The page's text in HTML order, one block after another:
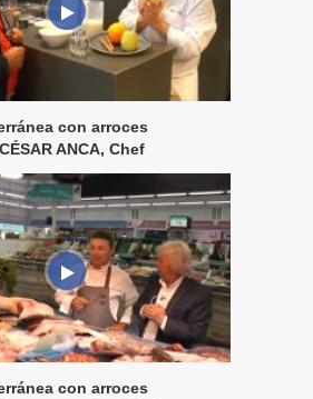
con arroces
ANCA, Chef
con arroces